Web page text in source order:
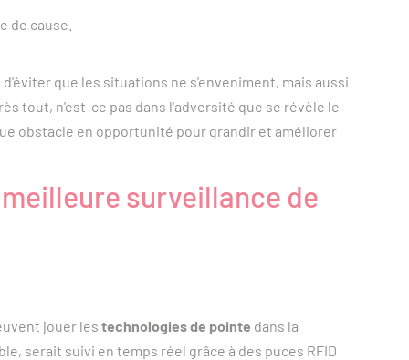
de cause.
que les situations ne s'enveniment, mais aussi
tout, n'est-ce pas dans l'adversité que se révèle le
obstacle en opportunité pour grandir et améliorer
surveillance de
jouer les technologies de pointe dans la
serait suivi en temps réel grâce à des puces RFID